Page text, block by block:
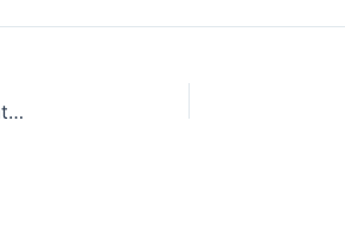
Rekomendasi Sewa Tenda Kemping Serbaguna dan Peralatan Camping Cakarlangit Ready Banyak dekat Sukamukti ,Ciamis